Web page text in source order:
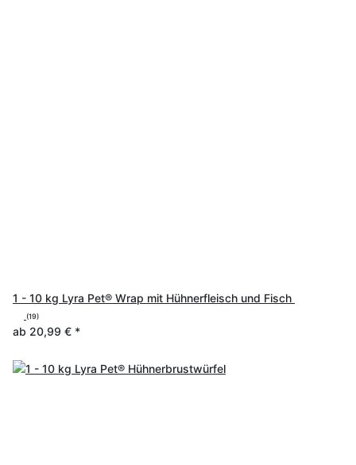
1 - 10 kg Lyra Pet® Wrap mit Hühnerfleisch und Fisch
(19)
ab 20,99 € *